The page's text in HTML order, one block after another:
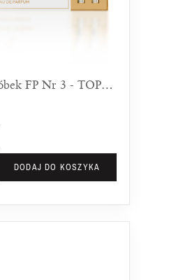
Zestaw Próbek FP Nr 3 - TOP 10 UNISEX
DODAJ DO KOSZYKA